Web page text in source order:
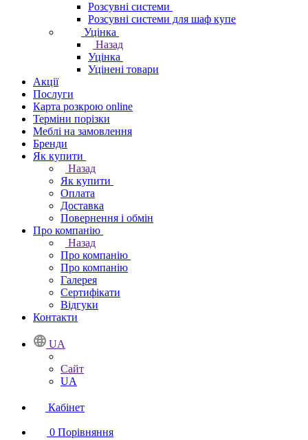
Розсувні системи
Розсувні системи для шаф купе
Уцінка
Назад
Уцінка
Уцінені товари
Акції
Послуги
Карта розкрою online
Терміни порізки
Меблі на замовлення
Бренди
Як купити
Назад
Як купити
Оплата
Доставка
Повернення і обмін
Про компанію
Назад
Про компанію
Про компанію
Галерея
Сертифікати
Відгуки
Контакти
UA
Сайт
UA
Кабінет
0 Порівняння